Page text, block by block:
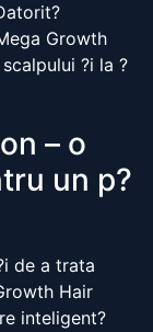
Growth
?i la ?
– o
un p?
de a trata
Hair
inteligent?